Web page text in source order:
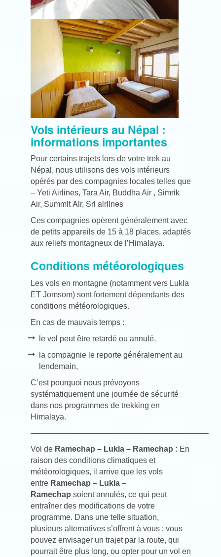
Vols intérieurs au Népal :
informations importantes
Pour certains trajets lors de votre trek au
Népal, nous utilisons des vols intérieurs
opérés par des compagnies locales telles que
– Yeti Airlines, Tara Air, Buddha Air, Simrik
Air, Summit Air, Sri airlines
Ces compagnies opèrent généralement avec
de petits appareils de 15 à 18 places, adaptés
aux reliefs montagneux de l’Himalaya.
Conditions météorologiques
Les vols en montagne (notamment vers Lukla
ET Jomsom) sont fortement dépendants des
conditions météorologiques.
En cas de mauvais temps :
le vol peut être retardé ou annulé,
la compagnie le reporte généralement au
lendemain,
C’est pourquoi nous prévoyons
systématiquement une journée de sécurité
dans nos programmes de trekking en
Himalaya.
——————————————————————–
Vol de Ramechap – Lukla – Ramechap : En
raison des conditions climatiques et
météorologiques, il arrive que les vols
entre Ramechap – Lukla –
Ramechap soient annulés, ce qui peut
entraîner des modifications de votre
programme. Dans une telle situation,
plusieurs alternatives s’offrent à vous : vous
pouvez envisager un trajet par la route, qui
pourrait être plus long, ou opter pour un vol en